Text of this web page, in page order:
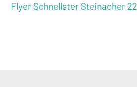
Flyer Schnellster Steinacher 22